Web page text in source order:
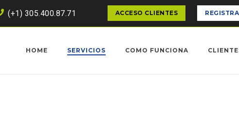
(+1) 305.400.87.71 ACCESO CLIENTES
HOME SERVICIOS COMO FUNCIONA